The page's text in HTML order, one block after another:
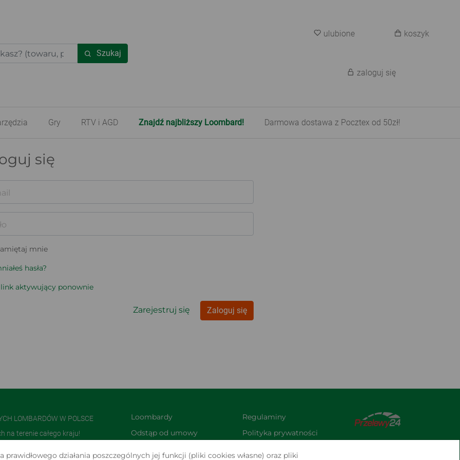
Szukaj
ulubione koszyk
zaloguj się
Gry RTV i AGD Znajdź najbliższy Loombard! Darmowa dostawa z Pocztex od 50zł!
się
mnie
hasła?
aktywujący ponownie
Zarejestruj się Zaloguj się
LOMBARDÓW W POLSCE
na terenie całego kraju!
Loombardy
Odstąp od umowy
Regulaminy
Polityka prywatności
działania poszczególnych jej funkcji (pliki cookies własne) oraz pliki